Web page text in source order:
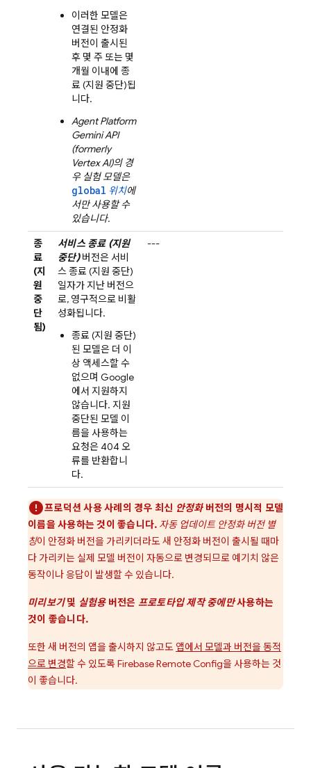
이러한 모델은
연결된 안정화
버전이 출시된
후 몇 주 또는 몇
개월 이내에 종
료 (지원 중단)됩
니다.
Agent Platform
Gemini API
(formerly
Vertex AI)의 경
우 실험 모델은
global 위치에
서만 사용할 수
있습니다.
종
료
(지
원
중
단
됨)
서비스 종료 (지원
중단)버전은 서비
스 종료 (지원 중단)
일자가 지난 버전으
로, 영구적으로 비활
성화됩니다.
종료 (지원 중단)
된 모델은 더 이
상 액세스할 수
없으며 Google
에서 지원하지
않습니다. 지원
중단된 모델 이
름을 사용하는
요청은 404 오
류를 반환합니
다.
---
프로덕션 사용 사례의 경우 최신 안정화버전의 명시적 모델
이름을 사용하는 것이 좋습니다. 자동 업데이트 안정화 버전 별
칭이 안정화 버전을 가리키더라도 새 안정화 버전이 출시될 때마
다 가리키는 실제 모델 버전이 자동으로 변경되므로 예기치 않은
동작이나 응답이 발생할 수 있습니다.
미리보기및 실험용버전은 프로토타입 제작 중에만사용하는
것이 좋습니다.
또한 새 버전의 앱을 출시하지 않고도 앱에서 모델과 버전을 동적
으로 변경할 수 있도록Firebase Remote Config을 사용하는 것
이 좋습니다.